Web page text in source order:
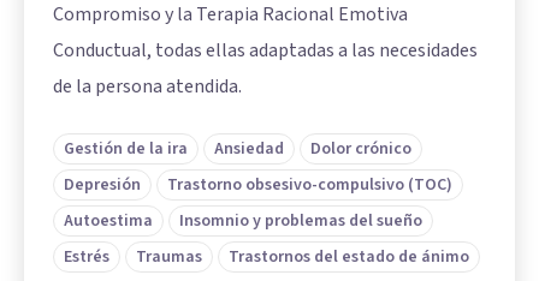
Compromiso y la Terapia Racional Emotiva
Conductual, todas ellas adaptadas a las necesidades
de la persona atendida.
Gestión de la ira Ansiedad
Dolor crónico
Depresión
Trastorno obsesivo-compulsivo (TOC)
Autoestima
Insomnio y problemas del sueño
Estrés
Traumas Trastornos del estado de ánimo